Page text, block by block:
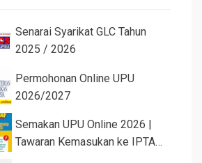
Senarai Syarikat GLC Tahun
2025 / 2026
Permohonan Online UPU
2026/2027
Semakan UPU Online 2026 |
Tawaran Kemasukan ke IPTA